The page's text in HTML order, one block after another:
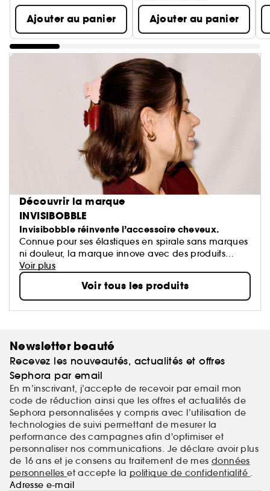
Ajouter au panier Ajouter au panier
Découvrir la marque
INVISIBOBBLE
Invisibobble réinvente l’accessoire cheveux.
Connue pour ses élastiques en spirale sans marques
ni douleur, la marque innove avec des produits
tendance comme les kits de boucles sans chaleur.
Design, confort et tenue parfaite pour tous les types
de cheveux. Des coiffures sans compromis, qui font
sensation.
Voir plus
Voir tous les produits
Newsletter beauté
Recevez les nouveautés, actualités et offres
Sephora par email
En m’inscrivant, j’accepte de recevoir par email mon
code de réduction ainsi que les offres et actualités de
Sephora personnalisées y compris avec l’utilisation de
technologies de suivi permettant de mesurer la
performance des campagnes afin d'optimiser et
personnaliser nos communications. Je déclare avoir plus
de 16 ans et je consens au traitement de mes données
personnelleset accepte la politique de confidentialité .
Adresse e-mail